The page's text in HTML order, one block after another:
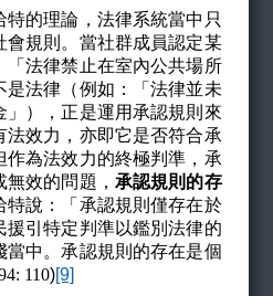
的理論，法律系統當中只
會規則。當社群成員認定某
「法律禁止在室內公共場所
是法律（例如：「法律並未
」），正是運用承認規則來
法效力，亦即它是否符合承
作為法效力的終極判準，承
效的問題， 承認規則的存
特說：「承認規則僅存在於
援引特定判準以鑑別法律的
當中。承認規則的存在是個
110)[9]